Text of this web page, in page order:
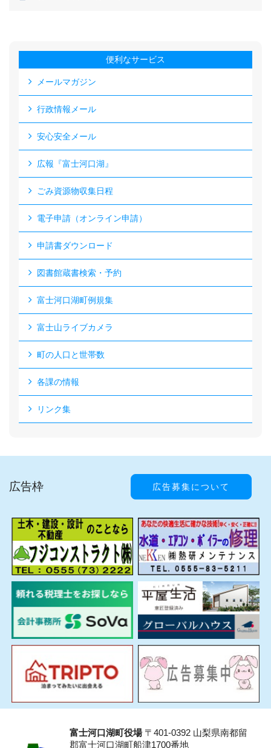
便利なサービス
メールマガジン
行政情報メール
安心安全メール
広報『富士河口湖』
ごみ資源物収集日程
電子申請（オンライン申請）
申請書ダウンロード
図書館蔵書検索・予約
富士河口湖町例規集
富士山ライブカメラ
町の人口と世帯数
各課の情報
リンク集
広告枠 広告募集について
富士河口湖町役場〒401-0392 山梨県南都留
郡富士河口湖町船津1700番地